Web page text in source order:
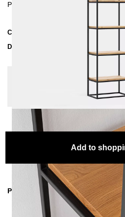
Prices incl. VAT
Collection
Delivery Time
Wood: Oak slightly knotty, Color:
Add to
Product information